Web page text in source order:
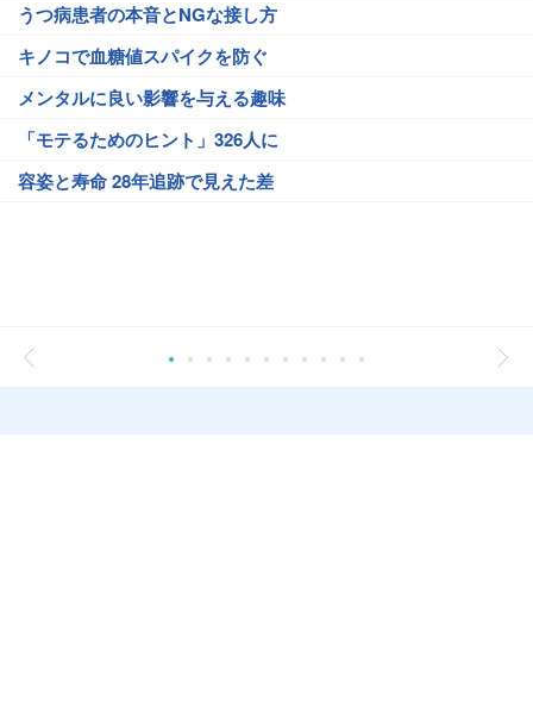
うつ病患者の本音とNGな接し方
キノコで血糖値スパイクを防ぐ
メンタルに良い影響を与える趣味
「モテるためのヒント」326人に
容姿と寿命 28年追跡で見えた差